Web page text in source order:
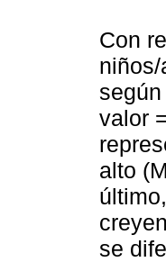
Con
valor
alto
se